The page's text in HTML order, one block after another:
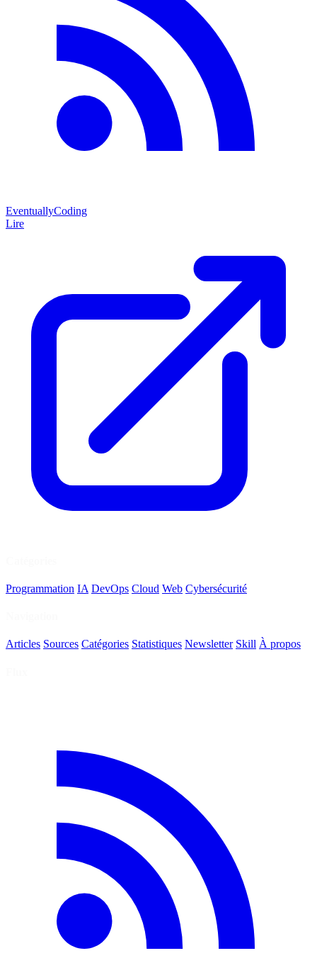
EventuallyCoding
Lire
Programmation IA DevOps Cloud Web Cybersécurité
Articles Sources Catégories Statistiques Newsletter Skill À propos